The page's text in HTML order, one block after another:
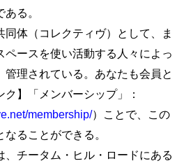
る。
同体（コレクティヴ）として、ま
ペースを使い活動する人々によっ
管理されている。あなたも会員と
】「メンバーシップ」：
membership/）ことで、この
ることができる。
、チータム・ヒル・ロードにある